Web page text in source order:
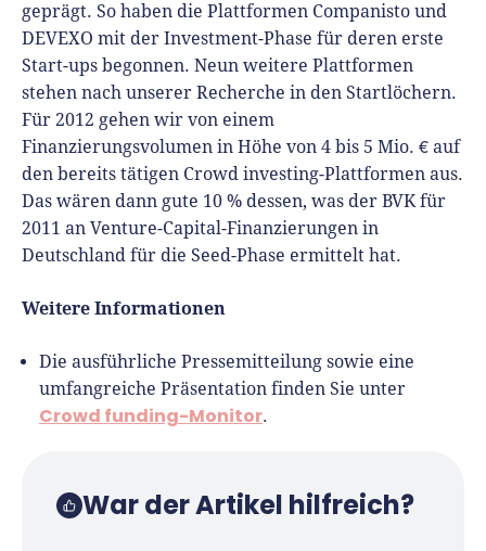
geprägt. So haben die Plattformen Companisto und
DEVEXO mit der Investment-Phase für deren erste
Start-ups begonnen. Neun weitere Plattformen
stehen nach unserer Recherche in den Startlöchern.
Für 2012 gehen wir von einem
Finanzierungsvolumen in Höhe von 4 bis 5 Mio. € auf
den bereits tätigen Crowd investing-Plattformen aus.
Das wären dann gute 10 % dessen, was der BVK für
2011 an Venture-Capital-Finanzierungen in
Deutschland für die Seed-Phase ermittelt hat.
Weitere Informationen
Die ausführliche Pressemitteilung sowie eine
umfangreiche Präsentation finden Sie unter
Crowd funding-Monitor.
War der Artikel hilfreich?